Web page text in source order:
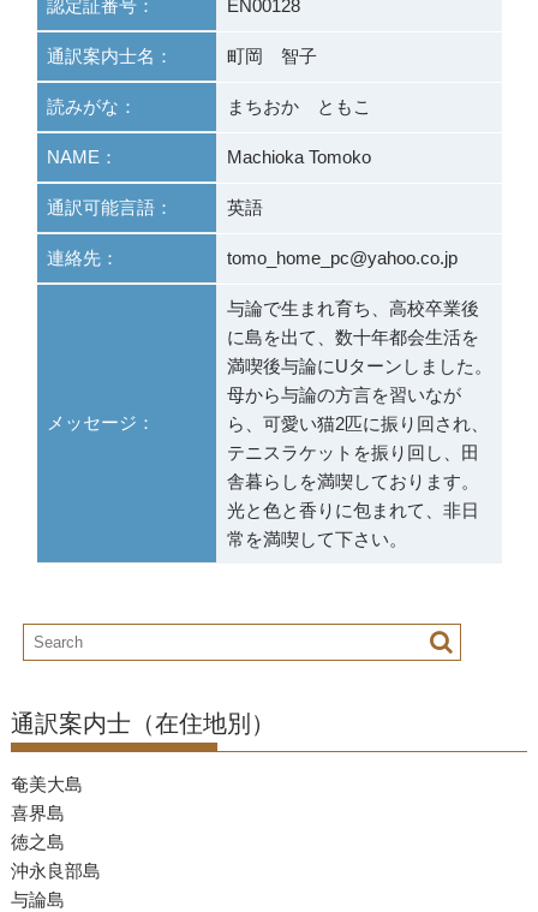
認定証番号： EN00128
通訳案内士名： 町岡 智子
読みがな： まちおか ともこ
NAME： Machioka Tomoko
通訳可能言語： 英語
連絡先： tomo_home_pc@yahoo.co.jp
メッセージ：
与論で生まれ育ち、高校卒業後
に島を出て、数十年都会生活を
満喫後与論にUターンしました。
母から与論の方言を習いなが
ら、可愛い猫2匹に振り回され、
テニスラケットを振り回し、田
舎暮らしを満喫しております。
光と色と香りに包まれて、非日
常を満喫して下さい。
通訳案内士（在住地別）
奄美大島
喜界島
徳之島
沖永良部島
与論島